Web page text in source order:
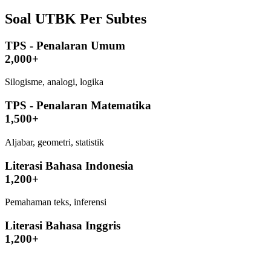
Soal UTBK Per Subtes
TPS - Penalaran Umum
2,000+
Silogisme, analogi, logika
TPS - Penalaran Matematika
1,500+
Aljabar, geometri, statistik
Literasi Bahasa Indonesia
1,200+
Pemahaman teks, inferensi
Literasi Bahasa Inggris
1,200+